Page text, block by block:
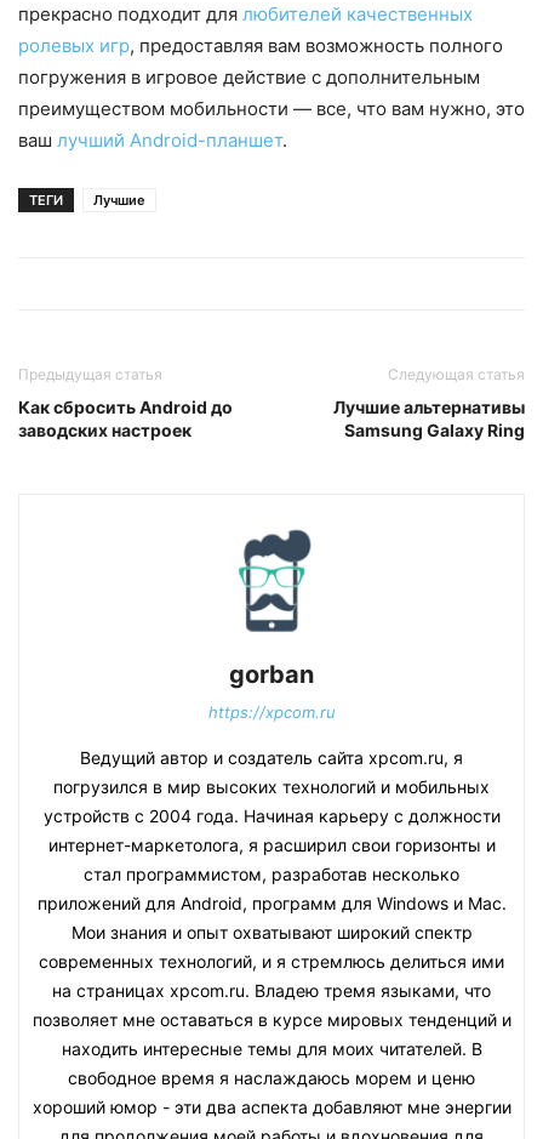
прекрасно подходит для любителей качественных
ролевых игр, предоставляя вам возможность полного
погружения в игровое действие с дополнительным
преимуществом мобильности — все, что вам нужно, это
ваш лучший Android-планшет.
ТЕГИ Лучшие
Предыдущая статья
Как сбросить Android до
заводских настроек
Следующая статья
Лучшие альтернативы
Samsung Galaxy Ring
gorban
https://xpcom.ru
Ведущий автор и создатель сайта xpcom.ru, я
погрузился в мир высоких технологий и мобильных
устройств с 2004 года. Начиная карьеру с должности
интернет-маркетолога, я расширил свои горизонты и
стал программистом, разработав несколько
приложений для Android, программ для Windows и Mac.
Мои знания и опыт охватывают широкий спектр
современных технологий, и я стремлюсь делиться ими
на страницах xpcom.ru. Владею тремя языками, что
позволяет мне оставаться в курсе мировых тенденций и
находить интересные темы для моих читателей. В
свободное время я наслаждаюсь морем и ценю
хороший юмор - эти два аспекта добавляют мне энергии